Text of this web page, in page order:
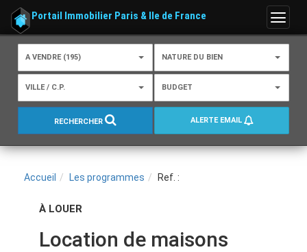
Menu
Portail Immobilier Paris & Ile de France
A VENDRE (195) NATURE DU BIEN
VILLE / C.P. BUDGET
RECHERCHER ALERTE EMAIL
Accueil Les programmes Ref. :
À LOUER
Location de maisons